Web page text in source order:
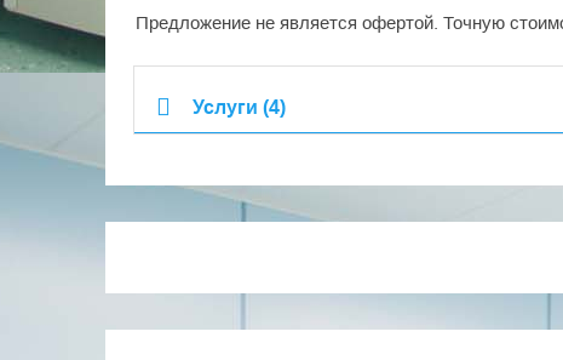
Предложение не является офертой. Точную
Услуги (4)